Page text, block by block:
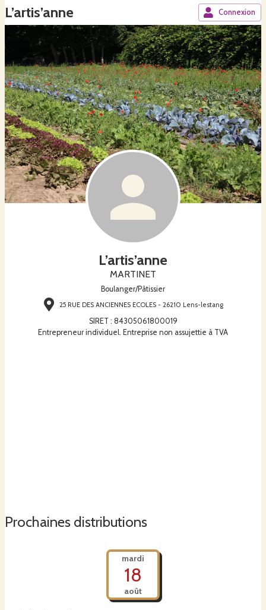
L’artis’anne Connexion
L’artis’anne
MARTINET
Boulanger/Pâtissier
25 RUE DES ANCIENNES ECOLES - 26210 Lens-lestang
SIRET : 84305061800019
Entrepreneur individuel. Entreprise non assujettie à TVA
Prochaines distributions
mardi
18
août